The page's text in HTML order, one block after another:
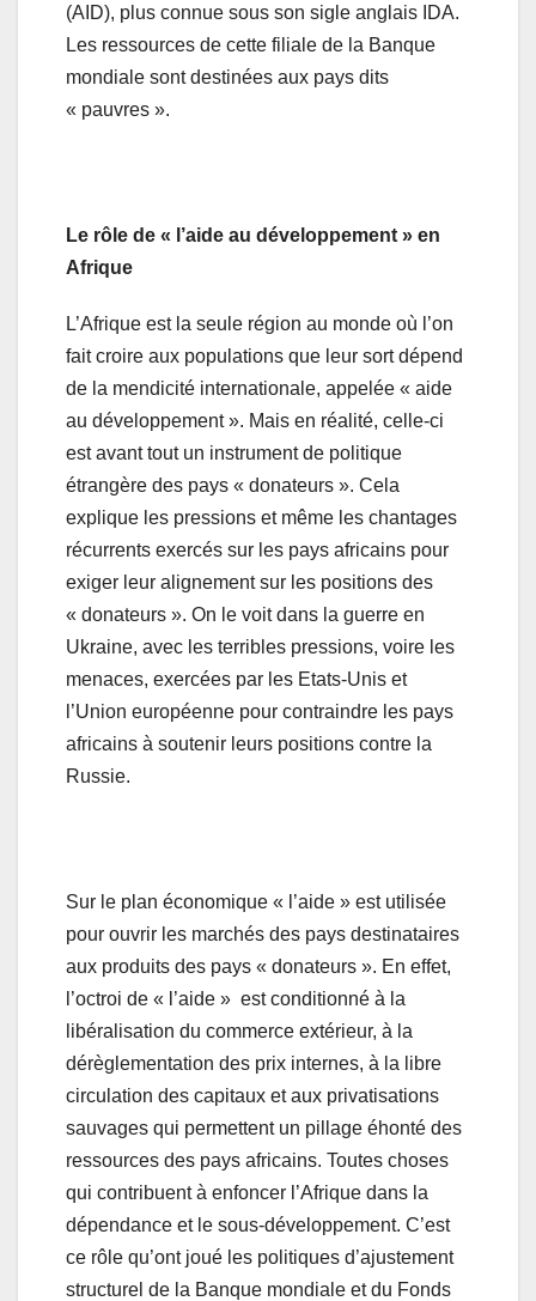
(AID), plus connue sous son sigle anglais IDA.
Les ressources de cette filiale de la Banque
mondiale sont destinées aux pays dits
« pauvres ».
Le rôle de « l’aide au développement » en
Afrique
L’Afrique est la seule région au monde où l’on
fait croire aux populations que leur sort dépend
de la mendicité internationale, appelée « aide
au développement ». Mais en réalité, celle-ci
est avant tout un instrument de politique
étrangère des pays « donateurs ». Cela
explique les pressions et même les chantages
récurrents exercés sur les pays africains pour
exiger leur alignement sur les positions des
« donateurs ». On le voit dans la guerre en
Ukraine, avec les terribles pressions, voire les
menaces, exercées par les Etats-Unis et
l’Union européenne pour contraindre les pays
africains à soutenir leurs positions contre la
Russie.
Sur le plan économique « l’aide » est utilisée
pour ouvrir les marchés des pays destinataires
aux produits des pays « donateurs ». En effet,
l’octroi de « l’aide » est conditionné à la
libéralisation du commerce extérieur, à la
dérèglementation des prix internes, à la libre
circulation des capitaux et aux privatisations
sauvages qui permettent un pillage éhonté des
ressources des pays africains. Toutes choses
qui contribuent à enfoncer l’Afrique dans la
dépendance et le sous-développement. C’est
ce rôle qu’ont joué les politiques d’ajustement
structurel de la Banque mondiale et du Fonds